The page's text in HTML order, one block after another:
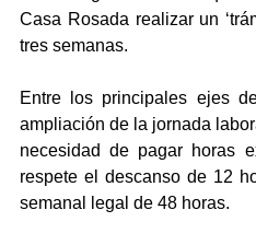
Casa Rosada realizar un
tres semanas.
Entre los principales ejes
ampliación de la jornada
necesidad de pagar horas
respete el descanso de 12
semanal legal de 48 horas.